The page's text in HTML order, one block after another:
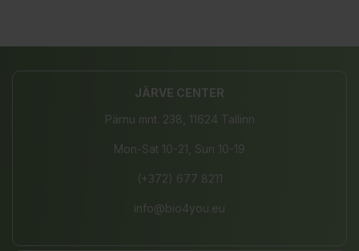
JÄRVE CENTER
Pärnu mnt. 238, 11624 Tallinn
Mon-Sat 10-21, Sun 10-19
(+372) 677 8211
info@bio4you.eu